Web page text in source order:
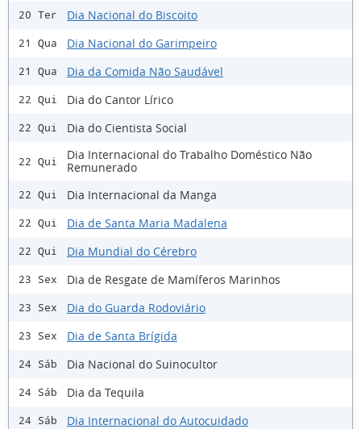
20 Ter Dia Nacional do Biscoito
21 Qua Dia Nacional do Garimpeiro
21 Qua Dia da Comida Não Saudável
22 Qui Dia do Cantor Lírico
22 Qui Dia do Cientista Social
22 Qui
Dia Internacional do Trabalho Doméstico Não
Remunerado
22 Qui Dia Internacional da Manga
22 Qui Dia de Santa Maria Madalena
22 Qui Dia Mundial do Cérebro
23 Sex Dia de Resgate de Mamíferos Marinhos
23 Sex Dia do Guarda Rodoviário
23 Sex Dia de Santa Brígida
24 Sáb Dia Nacional do Suinocultor
24 Sáb Dia da Tequila
24 Sáb Dia Internacional do Autocuidado